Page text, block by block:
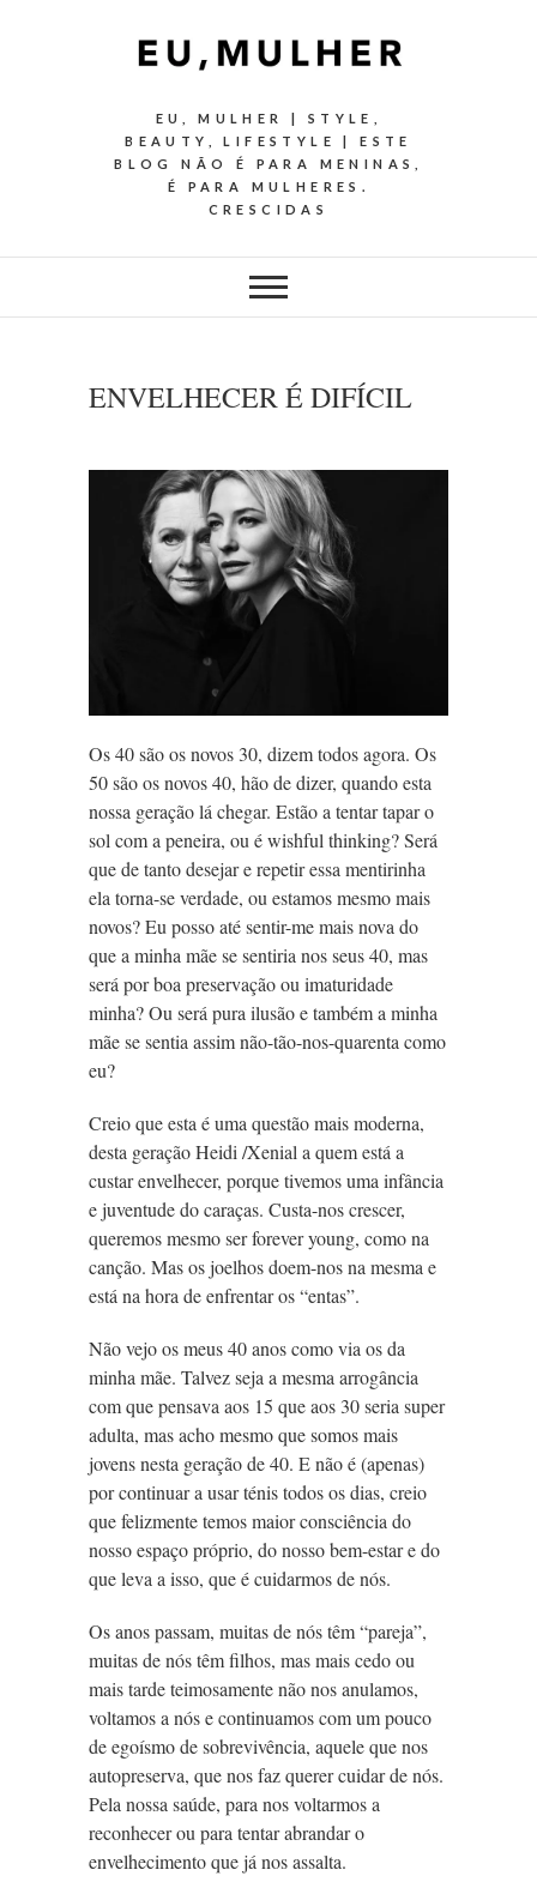
EU, MULHER | STYLE,
BEAUTY, LIFESTYLE | ESTE
BLOG NÃO É PARA MENINAS,
É PARA MULHERES.
CRESCIDAS
ENVELHECER É DIFÍCIL
Os 40 são os novos 30, dizem todos agora. Os
50 são os novos 40, hão de dizer, quando esta
nossa geração lá chegar. Estão a tentar tapar o
sol com a peneira, ou é wishful thinking? Será
que de tanto desejar e repetir essa mentirinha
ela torna-se verdade, ou estamos mesmomais
novos? Eu posso até sentir-me mais nova do
que a minha mãe se sentiria nos seus 40, mas
será por boa preservação ou imaturidade
minha? Ou será pura ilusão e também a minha
mãe se sentia assim não-tão-nos-quarenta como
eu?
Creio que esta é uma questão mais moderna,
desta geração Heidi /Xenial a quem está a
custar envelhecer, porque tivemos uma infância
e juventude do caraças. Custa-nos crescer,
queremos mesmo ser forever young, como na
canção. Mas os joelhos doem-nos na mesma e
está na hora de enfrentar os “entas”.
Não vejo os meus 40 anos como via os da
minha mãe. Talvez seja a mesma arrogância
com que pensava aos 15 que aos 30 seria super
adulta, mas acho mesmo que somos mais
jovens nesta geração de 40. E não é (apenas)
por continuar a usar ténis todos os dias, creio
que felizmente temos maior consciência do
nosso espaço próprio, do nosso bem-estar e do
que leva a isso, que é cuidarmos de nós.
Os anos passam, muitas de nós têm “pareja”,
muitas de nós têm filhos, mas mais cedo ou
mais tarde teimosamente não nos anulamos,
voltamos a nós e continuamos com um pouco
de egoísmo de sobrevivência, aquele que nos
autopreserva, que nos faz querer cuidar de nós.
Pela nossa saúde, para nos voltarmos a
reconhecer ou para tentar abrandar o
envelhecimento que já nos assalta.